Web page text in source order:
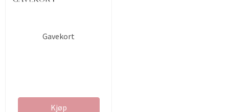
Gavekort
Kjøp